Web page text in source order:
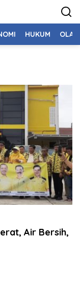
HUKUM
Air Bersih,